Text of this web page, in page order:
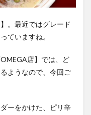
。最近ではグレード
ていますね。
店】では、ど
ようなので、今回ご
ーをかけた、ピリ辛